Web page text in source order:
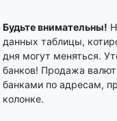
Будьте внимательны!
данных таблицы,
дня могут меняться.
банков! Продажа
банками по адресам,
колонке.